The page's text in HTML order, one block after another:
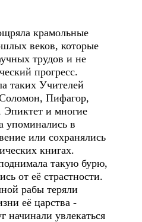
крамольные
веков, которые
трудов и не
прогресс.
таких Учителей
Пифагор,
и многие
упоминались в
или сохранялись
книгах.
такую бурю,
от её страстности.
рабы теряли
её царства -
увлекаться